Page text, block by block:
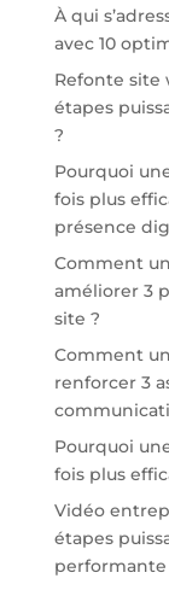
À qui
avec 10
Refonte site
étapes
?
Pourquoi
fois plus
présence
Comment
améliorer 3
site ?
Comment
renforcer 3
Pourquoi
fois plus
Vidéo
étapes
performante